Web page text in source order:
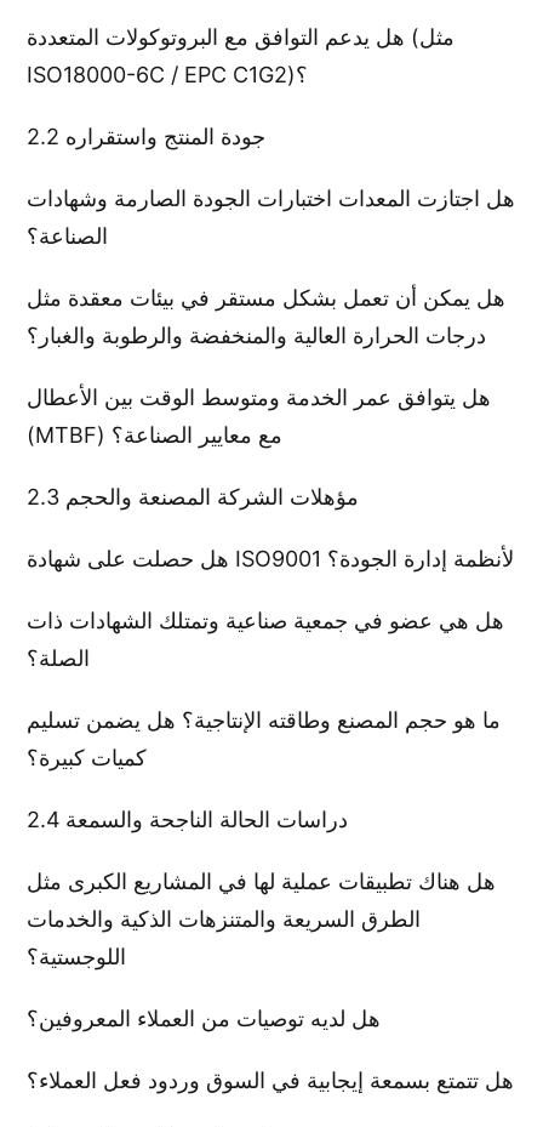
هل يدعم التوافق مع البروتوكولات المتعددة (مثل
ISO18000-6C / EPC C1G2)؟
2.2 جودة المنتج واستقراره
هل اجتازت المعدات اختبارات الجودة الصارمة وشهادات
الصناعة؟
هل يمكن أن تعمل بشكل مستقر في بيئات معقدة مثل
درجات الحرارة العالية والمنخفضة والرطوبة والغبار؟
هل يتوافق عمر الخدمة ومتوسط ​​الوقت بين الأعطال
(MTBF) مع معايير الصناعة؟
2.3 مؤهلات الشركة المصنعة والحجم
هل حصلت على شهادة ISO9001 لأنظمة إدارة الجودة؟
هل هي عضو في جمعية صناعية وتمتلك الشهادات ذات
الصلة؟
ما هو حجم المصنع وطاقته الإنتاجية؟ هل يضمن تسليم
كميات كبيرة؟
2.4 دراسات الحالة الناجحة والسمعة
هل هناك تطبيقات عملية لها في المشاريع الكبرى مثل
الطرق السريعة والمتنزهات الذكية والخدمات
اللوجستية؟
هل لديه توصيات من العملاء المعروفين؟
هل تتمتع بسمعة إيجابية في السوق وردود فعل العملاء؟